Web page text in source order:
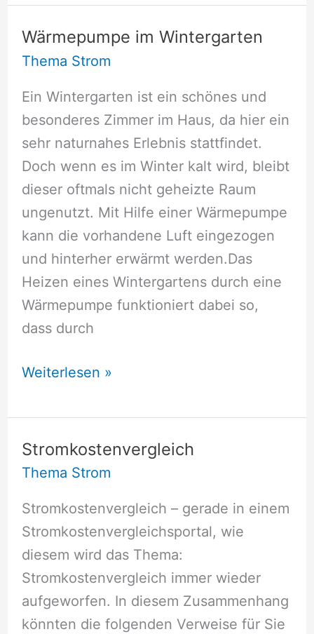
2012
Wärmepumpe im Wintergarten
Thema Strom
Ein Wintergarten ist ein schönes und
besonderes Zimmer im Haus, da hier ein
sehr naturnahes Erlebnis stattfindet.
Doch wenn es im Winter kalt wird, bleibt
dieser oftmals nicht geheizte Raum
ungenutzt. Mit Hilfe einer Wärmepumpe
kann die vorhandene Luft eingezogen
und hinterher erwärmt werden.Das
Heizen eines Wintergartens durch eine
Wärmepumpe funktioniert dabei so,
dass durch
Wärmepumpe
Wintergarten
Weiterlesen »
Stromkostenvergleich
Thema Strom
Stromkostenvergleich – gerade in einem
Stromkostenvergleichsportal, wie
diesem wird das Thema:
Stromkostenvergleich immer wieder
aufgeworfen. In diesem Zusammenhang
könnten die folgenden Verweise für Sie